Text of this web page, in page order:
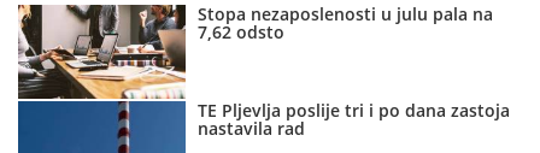
Stopa nezaposlenosti u julu pala na
7,62 odsto
TE Pljevlja poslije tri i po dana zastoja
nastavila rad